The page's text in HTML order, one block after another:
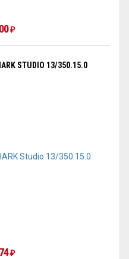
₽
STUDIO 13/350.15.0
₽